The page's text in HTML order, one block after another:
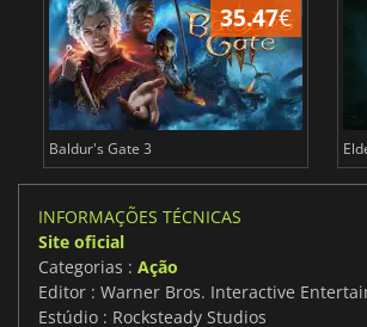
35.47€
Baldur's Gate 3
INFORMAÇÕES TÉCNICAS
Site oficial
Categorias : Ação
Editor : Warner Bros. Interactive
Estúdio : Rocksteady Studios